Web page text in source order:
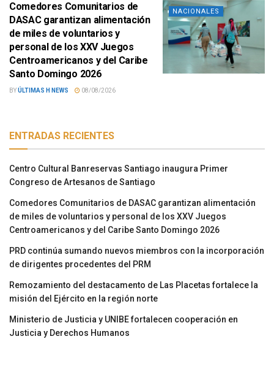
NACIONALES
Comedores Comunitarios de
DASAC garantizan alimentación
de miles de voluntarios y
personal de los XXV Juegos
Centroamericanos y del Caribe
Santo Domingo 2026
BYÚLTIMAS H NEWS 08/08/2026
ENTRADAS RECIENTES
Centro Cultural Banreservas Santiago inaugura Primer
Congreso de Artesanos de Santiago
Comedores Comunitarios de DASAC garantizan alimentación
de miles de voluntarios y personal de los XXV Juegos
Centroamericanos y del Caribe Santo Domingo 2026
PRD continúa sumando nuevos miembros con la incorporación
de dirigentes procedentes del PRM
Remozamiento del destacamento de Las Placetas fortalece la
misión del Ejército en la región norte
Ministerio de Justicia y UNIBE fortalecen cooperación en
Justicia y Derechos Humanos